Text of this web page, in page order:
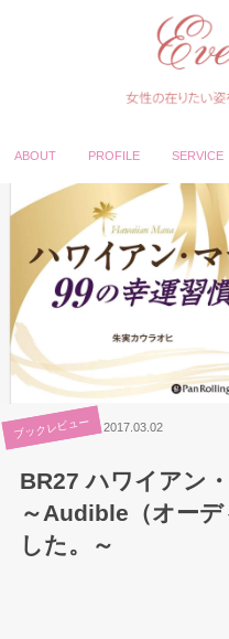
ABOUT PROFILE SERVICE
ブックレビュー 2017.03.02
BR27 ハワイアン
～Audible（オー
した。～